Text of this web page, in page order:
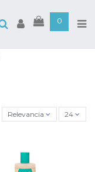
0
Relevancia 24